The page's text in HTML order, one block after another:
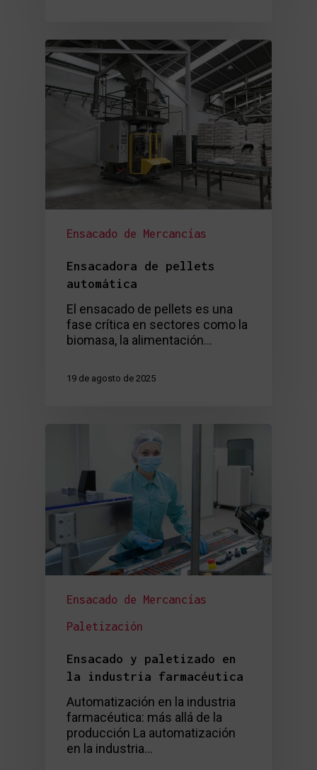
Ensacado de Mercancías
Ensacadora de pellets
automática
El ensacado de pellets es una
fase crítica en sectores como la
biomasa, la alimentación…
19 de agosto de 2025
Ensacado de Mercancías
Paletización
Ensacado y paletizado en
la industria farmacéutica
Automatización en la industria
farmacéutica: más allá de la
producción La automatización
en la industria…